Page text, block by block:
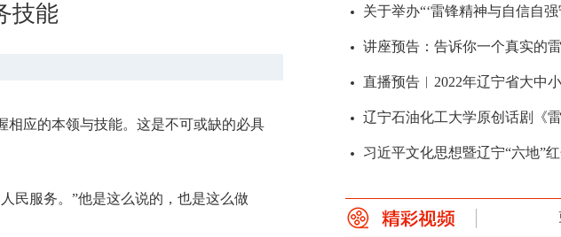
技能
相应的本领与技能。这是不可或缺的必具
民服务。”他是这么说的，也是这么做
讲座预告：告诉你一个真实的